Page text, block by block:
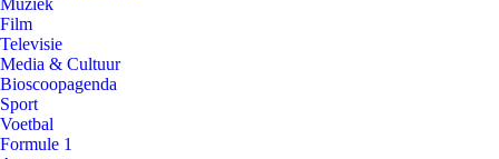
Muziek
Film
Televisie
Media & Cultuur
Bioscoopagenda
Sport
Voetbal
Formule 1